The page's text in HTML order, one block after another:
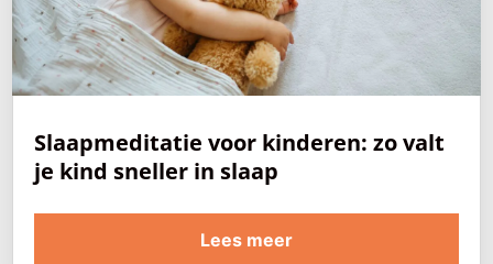
Slaapmeditatie voor kinderen: zo valt
je kind sneller in slaap
Lees meer